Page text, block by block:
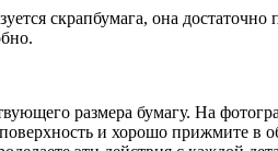
скрапбумага, она
размера бумагу. На
и хорошо прижмите в